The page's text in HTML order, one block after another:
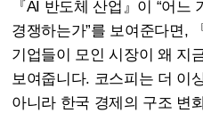
『AI 반도체 산업』이 “어느
경쟁하는가”를 보여준다면,
기업들이 모인 시장이 왜 지
보여줍니다. 코스피는 더 이
아니라 한국 경제의 구조 변